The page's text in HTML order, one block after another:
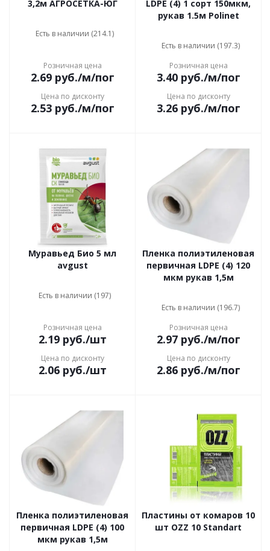
3,2м АГРОСЕТКА-ЮГ
Есть в наличии (214.1)
Розничная цена
2.69руб./м/пог
Цена по дисконту
2.53руб./м/пог
LDPE (4) 1 сорт 150мкм,
рукав 1.5м Polinet
Есть в наличии (197.3)
Розничная цена
3.40руб./м/пог
Цена по дисконту
3.26руб./м/пог
Муравьед Био 5 мл
avgust
Есть в наличии (197)
Розничная цена
2.19руб./шт
Цена по дисконту
2.06руб./шт
Пленка полиэтиленовая
первичная LDPE (4) 120
мкм рукав 1,5м
Есть в наличии (196.7)
Розничная цена
2.97руб./м/пог
Цена по дисконту
2.86руб./м/пог
Пленка полиэтиленовая
первичная LDPE (4) 100
мкм рукав 1,5м
Пластины от комаров 10
шт OZZ 10 Standart